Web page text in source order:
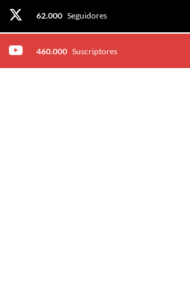
62.000 Seguidores
460.000 Suscriptores